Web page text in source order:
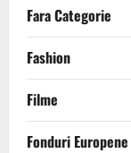
Fara Categorie
Fashion
Filme
Fonduri Europene